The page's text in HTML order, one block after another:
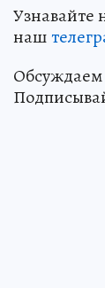
Узнавайте
наш